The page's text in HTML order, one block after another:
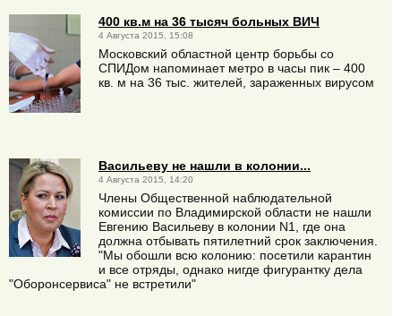
400 кв.м на 36 тысяч больных ВИЧ
4 Августа 2015, 15:08
Московский областной центр борьбы со
СПИДом напоминает метро в часы пик – 400
кв. м на 36 тыс. жителей, зараженных вирусом
Васильеву не нашли в колонии...
4 Августа 2015, 14:20
Члены Общественной наблюдательной
комиссии по Владимирской области не нашли
Евгению Васильеву в колонии N1, где она
должна отбывать пятилетний срок заключения.
"Мы обошли всю колонию: посетили карантин
и все отряды, однако нигде фигурантку дела
"Оборонсервиса" не встретили"